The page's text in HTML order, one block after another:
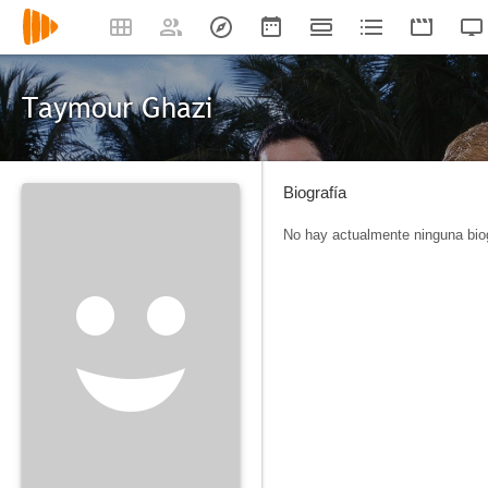
Taymour Ghazi
Biografía
No hay actualmente ninguna